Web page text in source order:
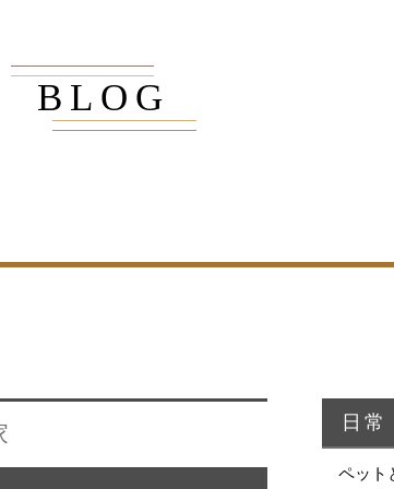
BLOG
日常
ペット
MUKU
ORDER
・MUKUの家一覧
ORDERの家一覧